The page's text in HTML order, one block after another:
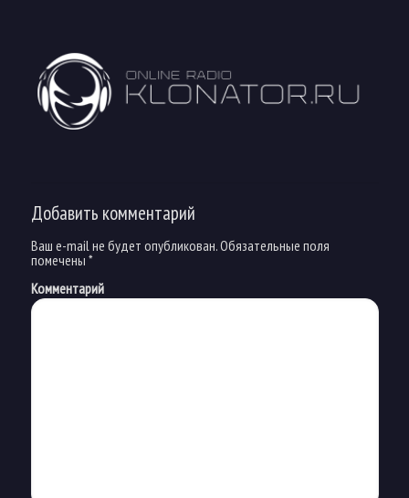
Добавить комментарий
Ваш e-mail не будет опубликован.Обязательные поля
помечены *
Комментарий